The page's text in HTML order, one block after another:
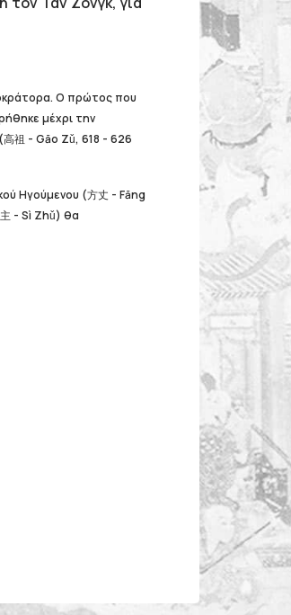
Ο πρώτος που
μέχρι την
祖 - Gāo Zǔ, 618 - 626
Ηγούμενου (方丈 - Fāng
- Sì Zhǔ) θα